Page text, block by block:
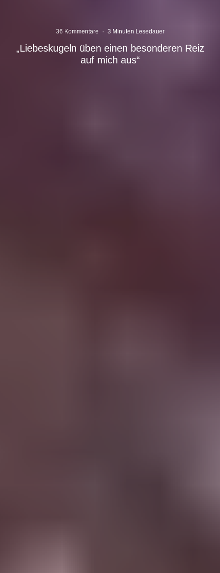
36 Kommentare · 3 Minuten Lesedauer
„Liebeskugeln üben einen besonderen Reiz
auf mich aus“